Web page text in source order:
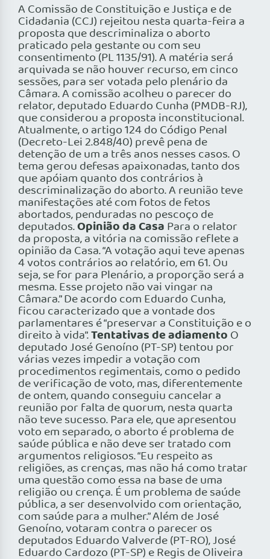
A Comissão de Constituição e Justiça e de
Cidadania (CCJ) rejeitou nesta quarta-feira a
proposta que descriminaliza o aborto
praticado pela gestante ou com seu
consentimento (PL 1135/91). A matéria será
arquivada se não houver recurso, em cinco
sessões, para ser votada pelo plenário da
Câmara. A comissão acolheu o parecer do
relator, deputado Eduardo Cunha (PMDB-RJ),
que considerou a proposta inconstitucional.
Atualmente, o artigo 124 do Código Penal
(Decreto-Lei 2.848/40) prevê pena de
detenção de um a três anos nesses casos. O
tema gerou defesas apaixonadas, tanto dos
que apóiam quanto dos contrários à
descriminalização do aborto. A reunião teve
manifestações até com fotos de fetos
abortados, penduradas no pescoço de
deputados.Opinião da Casa Para o relator
da proposta, a vitória na comissão reflete a
opinião da Casa. “A votação aqui teve apenas
4 votos contrários ao relatório, em 61. Ou
seja, se for para Plenário, a proporção será a
mesma. Esse projeto não vai vingar na
Câmara.” De acordo com Eduardo Cunha,
ficou caracterizado que a vontade dos
parlamentares é “preservar a Constituição e o
direito à vida”.Tentativas de adiamento O
deputado José Genoíno (PT-SP) tentou por
várias vezes impedir a votação com
procedimentos regimentais, como o pedido
de verificação de voto, mas, diferentemente
de ontem, quando conseguiu cancelar a
reunião por falta de quorum, nesta quarta
não teve sucesso. Para ele, que apresentou
voto em separado, o aborto é problema de
saúde pública e não deve ser tratado com
argumentos religiosos. “Eu respeito as
religiões, as crenças, mas não há como tratar
uma questão como essa na base de uma
religião ou crença. É um problema de saúde
pública, a ser desenvolvido com orientação,
com saúde para a mulher.” Além de José
Genoíno, votaram contra o parecer os
deputados Eduardo Valverde (PT-RO), José
Eduardo Cardozo (PT-SP) e Regis de Oliveira